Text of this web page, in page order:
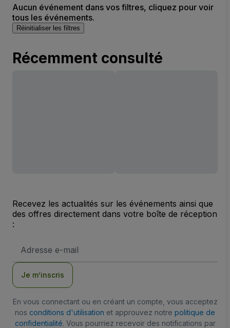
Aucun événement dans vos filtres, cliquez pour voir
tous les événements.
Réinitialiser les filtres
Récemment consulté
Recevez les actualités sur les événements ainsi que
des offres directement dans votre boîte de réception
:
e-
Je m’inscris
En vous connectant ou en créant un compte, vous acceptez
nos conditions d'utilisation et approuvez notre politique de
confidentialité. Vous pourriez recevoir des notifications par